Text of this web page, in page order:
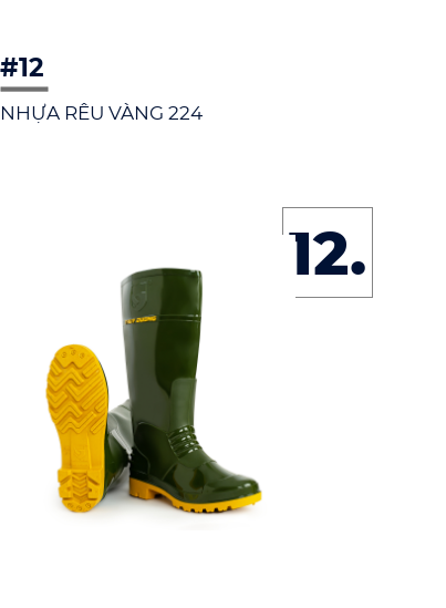
#12
NHỰA RÊU VÀNG 224
12.